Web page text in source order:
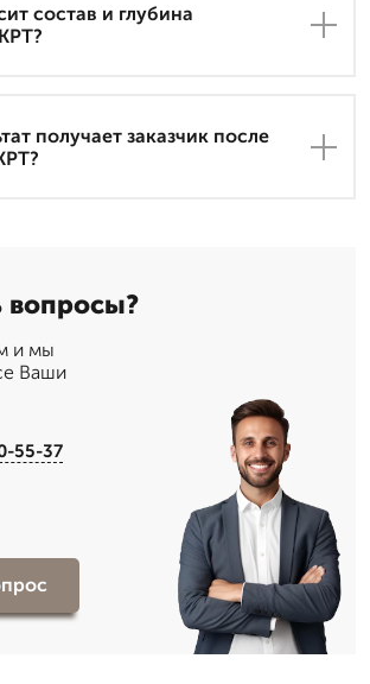
состав и глубина
получает заказчик после
вопросы?
и мы
Ваши
55-37